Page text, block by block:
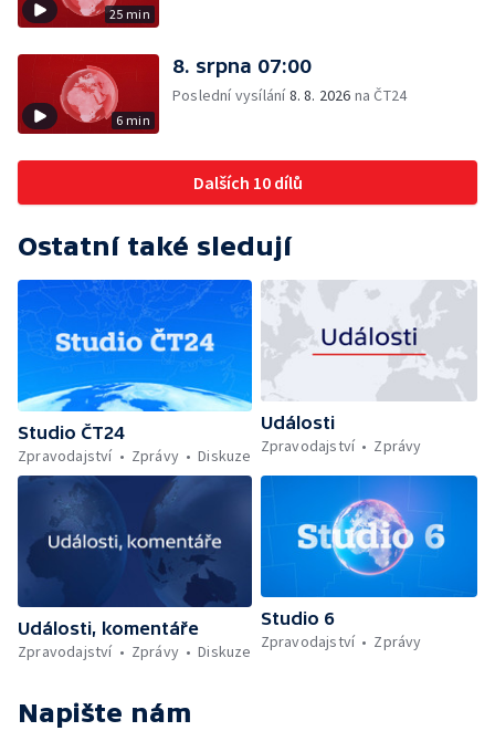
25 min
6 min
8. srpna 07:00
Poslední vysílání8. 8. 2026 na ČT24
Dalších 10 dílů
Ostatní také sledují
Studio ČT24
Zpravodajství
Zprávy Diskuze
Události
Zpravodajství
Zprávy
Události, komentáře
Zpravodajství
Zprávy Diskuze
Studio 6
Zpravodajství
Zprávy
Napište nám